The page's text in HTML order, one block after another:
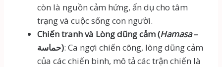
còn là nguồn cảm hứng, ẩn dụ cho tâm
trạng và cuộc sống con người.
Chiến tranh và Lòng dũng cảm (Hamasa–
حماسة): Ca ngợi chiến công, lòng dũng cảm
của các chiến binh, mô tả các trận chiến là